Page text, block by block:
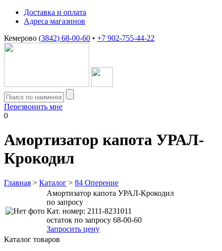
Доставка и оплата
Адреса магазинов
Кемерово (3842) 68-00-60 • +7 902-755-44-22
Перезвонить мне
0
Амортизатор капота УРАЛ-
Крокодил
Главная > Каталог > 84 Оперение
Амортизатор капота УРАЛ-Крокодил
по запросу
Кат. номер: 2111-8231011
остаток по запросу 68-00-60
Запросить цену
Каталог товаров